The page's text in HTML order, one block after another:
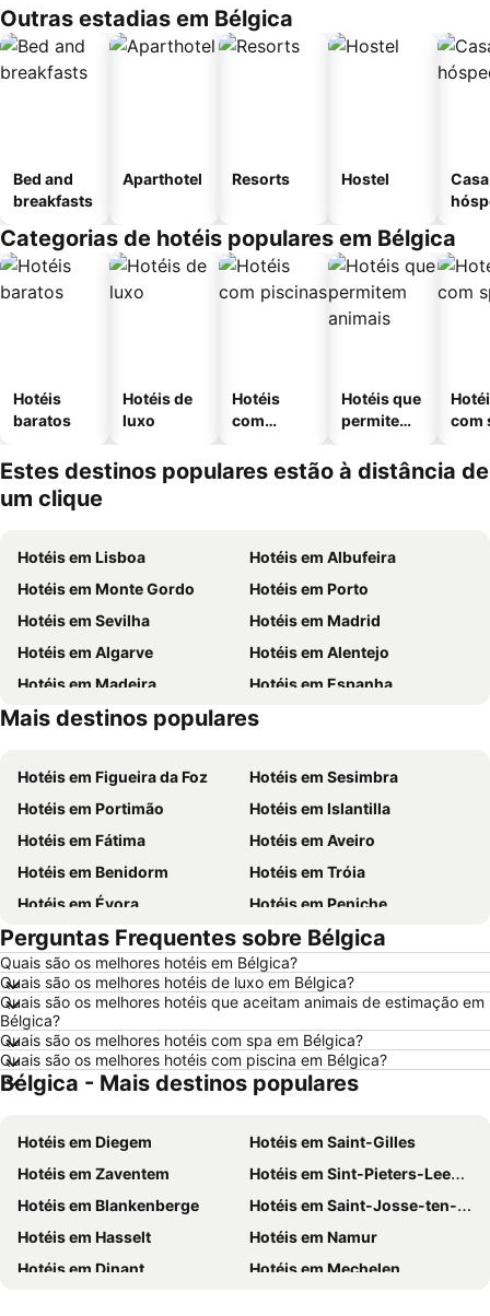
Outras estadias em Bélgica
Bed and
breakfasts
Aparthotel Resorts Hostel
Categorias de hotéis populares em Bélgica
Hotéis
baratos
Hotéis de
luxo
Hotéis
com
Hotéis que
permitem
com
Estes destinos populares estão à distância de
um clique
Hotéis em Lisboa
Hotéis em Albufeira
Hotéis em Monte Gordo
Hotéis em Porto
Hotéis em Sevilha
Hotéis em Madrid
Hotéis em Algarve
Hotéis em Alentejo
Hotéis em Madeira
Hotéis em Espanha
Hotéis em Centro de Portugal
Hotéis em Málaga
Mais destinos populares
Hotéis em Figueira da Foz
Hotéis em Sesimbra
Hotéis em Portimão
Hotéis em Islantilla
Hotéis em Fátima
Hotéis em Aveiro
Hotéis em Benidorm
Hotéis em Tróia
Hotéis em Évora
Hotéis em Peniche
Hotéis em Porto Santo
Hotéis em Barcelona
Hotéis em Sangenjo
Hotéis em Nazaré
Hotéis em Vigo
Hotéis em Vila Nova de Milfontes
Hotéis em Isla Canela
Hotéis em Roma
Hotéis em Vilamoura
Hotéis em Portugal
Hotéis em Norte de Portugal
Hotéis em Sul de Espanha
Hotéis em Andaluzia
Perguntas Frequentes sobre Bélgica
Quais são os melhores hotéis em Bélgica?
Quais são os melhores hotéis de luxo em Bélgica?
Quais são os melhores hotéis que aceitam animais de estimação em
Bélgica?
Quais são os melhores hotéis com spa em Bélgica?
Quais são os melhores hotéis com piscina em Bélgica?
Bélgica - Mais destinos populares
Hotéis em Diegem
Hotéis em Saint-Gilles
Hotéis em Zaventem
Hotéis em Sint-Pieters-Leeuw
Hotéis em Blankenberge
Hotéis em Saint-Josse-ten-Noode
Hotéis em Hasselt
Hotéis em Namur
Hotéis em Dinant
Hotéis em Mechelen